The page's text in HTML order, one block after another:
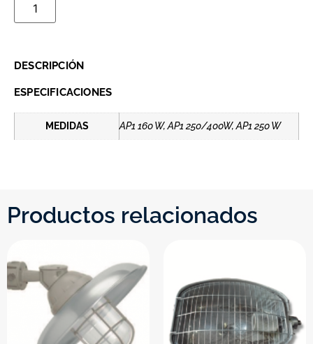
DESCRIPCIÓN
ESPECIFICACIONES
MEDIDAS AP1 160 W, AP1 250/400W, AP1 250 W
Productos relacionados